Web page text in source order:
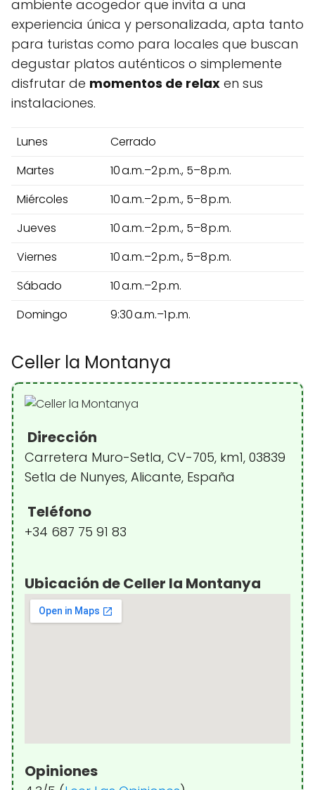
ambiente acogedor que invita a una
experiencia única y personalizada, apta tanto
para turistas como para locales que buscan
degustar platos auténticos o simplemente
disfrutar de momentos de relax en sus
instalaciones.
Lunes
Cerrado
Martes
10 a.m.–2 p.m., 5–8 p.m.
Miércoles
10 a.m.–2 p.m., 5–8 p.m.
Jueves
10 a.m.–2 p.m., 5–8 p.m.
Viernes
10 a.m.–2 p.m., 5–8 p.m.
Sábado
10 a.m.–2 p.m.
Domingo
9:30 a.m.–1 p.m.
Celler la Montanya
Dirección
Carretera Muro-Setla, CV-705, km1, 03839
Setla de Nunyes, Alicante, España
Teléfono
+34 687 75 91 83
Ubicación de Celler la Montanya
Opiniones